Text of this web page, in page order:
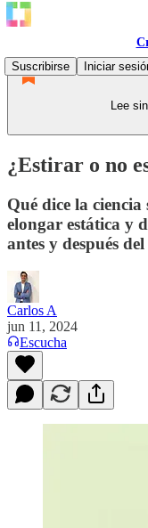
Suscribirse
Iniciar
Lee
¿Estirar o no
Qué dice la ciencia
elongar estática y
antes y después
Carlos A
jun 11, 2024
Escucha